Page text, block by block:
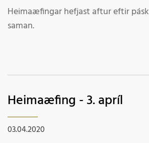
Heimaæfingar hefjast aftur eftir
saman.
Heimaæfing - 3. apríl
03.04.2020